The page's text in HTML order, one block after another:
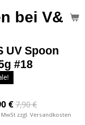
bei V&S
UV Spoon
#18
€7,90 €
MwSt zzgl. Versandkosten